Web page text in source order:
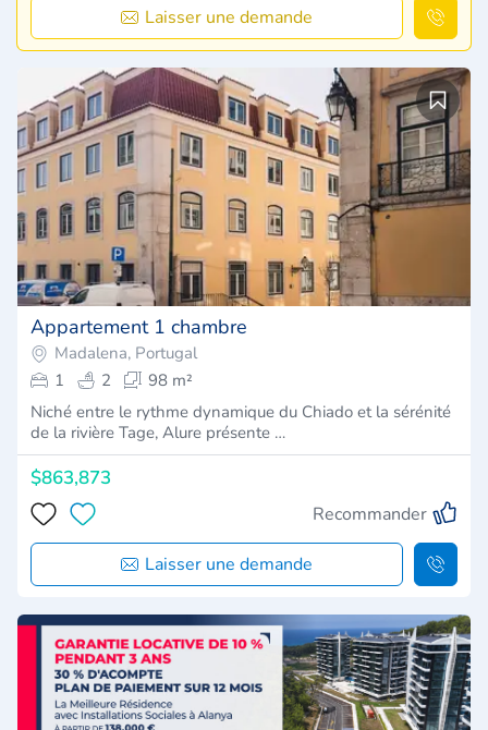
Laisser une demande
Appartement 1 chambre
Madalena, Portugal
1
2
98 m²
Niché entre le rythme dynamique du Chiado et la sérénité
de la rivière Tage, Alure présente …
$863,873
Recommander
Laisser une demande